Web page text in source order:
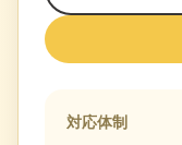
対応体制